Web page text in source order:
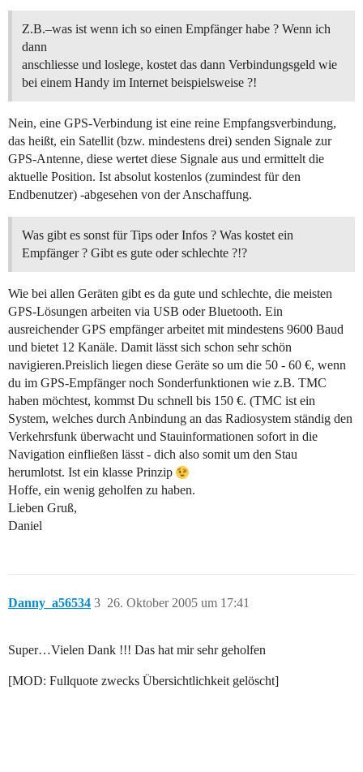
Z.B.–was ist wenn ich so einen Empfänger habe ? Wenn ich
dann
anschliesse und loslege, kostet das dann Verbindungsgeld wie
bei einem Handy im Internet beispielsweise ?!
Nein, eine GPS-Verbindung ist eine reine Empfangsverbindung,
das heißt, ein Satellit (bzw. mindestens drei) senden Signale zur
GPS-Antenne, diese wertet diese Signale aus und ermittelt die
aktuelle Position. Ist absolut kostenlos (zumindest für den
Endbenutzer) -abgesehen von der Anschaffung.
Was gibt es sonst für Tips oder Infos ? Was kostet ein
Empfänger ? Gibt es gute oder schlechte ?!?
Wie bei allen Geräten gibt es da gute und schlechte, die meisten
GPS-Lösungen arbeiten via USB oder Bluetooth. Ein
ausreichender GPS empfänger arbeitet mit mindestens 9600 Baud
und bietet 12 Kanäle. Damit lässt sich schon sehr schön
navigieren.Preislich liegen diese Geräte so um die 50 - 60 €, wenn
du im GPS-Empfänger noch Sonderfunktionen wie z.B. TMC
haben möchtest, kommst Du schnell bis 150 €. (TMC ist ein
System, welches durch Anbindung an das Radiosystem ständig den
Verkehrsfunk überwacht und Stauinformationen sofort in die
Navigation einfließen lässt - dich also somit um den Stau
herumlotst. Ist ein klasse Prinzip
Hoffe, ein wenig geholfen zu haben.
Lieben Gruß,
Daniel
Danny_a56534 26. Oktober 2005 um 17:41
3
Super…Vielen Dank !!! Das hat mir sehr geholfen
[MOD: Fullquote zwecks Übersichtlichkeit gelöscht]